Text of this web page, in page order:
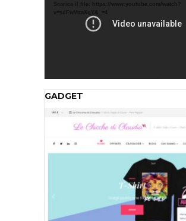
Scarica il file: https://www.youtube.com/watch?
v=sdFwVttaXqY&_=4
GADGET